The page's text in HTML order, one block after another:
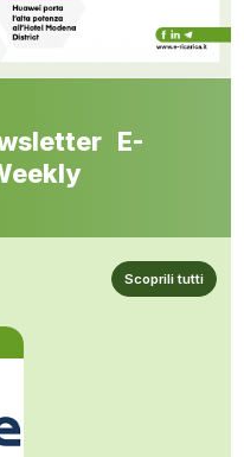
E-
Scoprili tutti